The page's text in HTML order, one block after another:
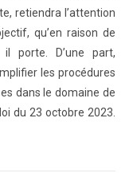
retiendra l’attention
qu’en raison de
il porte. D’une part,
les procédures
dans le domaine de
du 23 octobre 2023.